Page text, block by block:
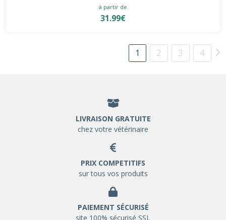
à partir de
31.99€
1 2 3 4
LIVRAISON GRATUITE
chez votre vétérinaire
PRIX COMPETITIFS
sur tous vos produits
PAIEMENT SÉCURISÉ
site 100% sécurisé SSL